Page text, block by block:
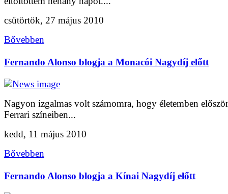
csütörtök, 27 május 2010
Bővebben
Fernando Alonso blogja a Monacói Nagydíj előtt
Nagyon izgalmas volt számomra, hogy életemben
Ferrari színeiben...
kedd, 11 május 2010
Bővebben
Fernando Alonso blogja a Kínai Nagydíj előtt